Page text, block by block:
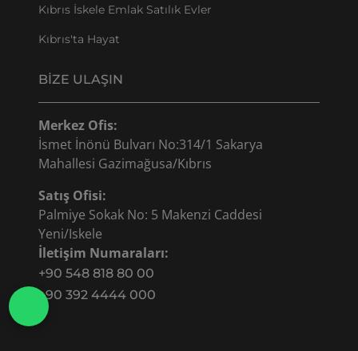
Kıbrıs İskele Emlak Satılık Evler
Kıbrıs'ta Hayat
BIZE ULAŞIN
Merkez Ofis:
İsmet İnönü Bulvarı No:314/1 Sakarya
Mahallesi Gazimağusa/Kıbrıs
Satış Ofisi:
Palmiye Sokak No: 5 Makenzi Caddesi
Yeni/Iskele
İletişim Numaraları:
+90 548 818 80 00
+90 392 4444 000